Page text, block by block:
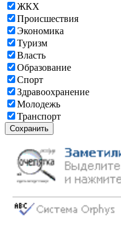
ЖКХ
Происшествия
Экономика
Туризм
Власть
Образование
Спорт
Здравоохранение
Молодежь
Транспорт
Сохранить